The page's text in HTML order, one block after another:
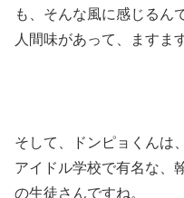
も、そんな風に感じるん
人間味があって、ますま
そして、ドンピョくんは
アイドル学校で有名な、
の生徒さんですね。